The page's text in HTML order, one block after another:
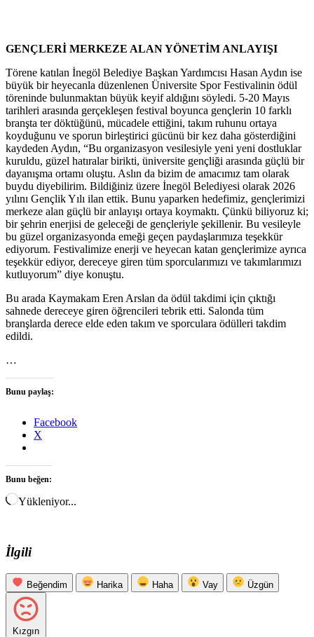
GENÇLERİ MERKEZE ALAN YÖNETİM ANLAYIŞI
Törene katılan İnegöl Belediye Başkan Yardımcısı Hasan Aydın ise
büyük bir heyecanla düzenlenen Üniversite Spor Festivalinin ödül
töreninde bulunmaktan büyük keyif aldığını söyledi. 5-20 Mayıs
tarihleri arasında gerçekleşen festival boyunca gençlerin 10 farklı
branşta ter döktüğünü, mücadele ettiğini, takım ruhunu ortaya
koyduğunu ve sporun birleştirici gücünü bir kez daha gösterdiğini
kaydeden Aydın, “Bu organizasyon vesilesiyle yeni yeni dostluklar
kuruldu, güzel hatıralar birikti, üniversite gençliği arasında güçlü bir
dayanışma ortamı oluştu. Aslın da bizim de amacımız tam olarak
buydu diyebilirim. Bildiğiniz üzere İnegöl Belediyesi olarak 2026
yılını Gençlik Yılı ilan ettik. Bunu yaparken hedefimiz, gençlerimizi
merkeze alan güçlü bir anlayışı ortaya koymaktı. Çünkü biliyoruz ki;
bir şehrin enerjisi de geleceği de gençleriyle şekillenir. Bu vesileyle
bu güzel organizasyonda emeği geçen paydaşlarımıza teşekkür
ediyorum. Festivalimize enerji ve heyecan katan gençlerimize ayrıca
teşekkür ediyor, dereceye giren tüm sporcularımızı ve takımlarımızı
kutluyorum” diye konuştu.
Bu arada Kaymakam Eren Arslan da ödül takdimi için çıktığı
sahnede dereceye giren öğrencileri tebrik etti. Salonda tüm
branşlarda derece elde eden takım ve sporculara ödülleri takdim
edildi.
…
Bunu paylaş:
Facebook
X
Bunu beğen:
Yükleniyor...
İlgili
Beğendim Harika Haha Vay Üzgün
Kızgın